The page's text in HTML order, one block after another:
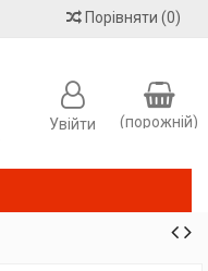
Порівняти (0)
(порожній)
Увійти